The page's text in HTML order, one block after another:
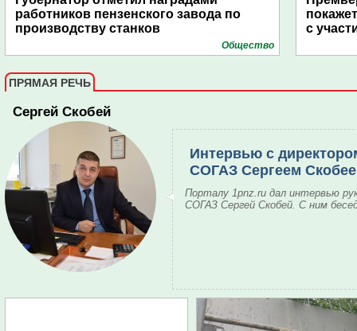
работников пензенского завода по
производству станков
Общество
с
ПРЯМАЯ РЕЧЬ
Сергей Скобей
Интервью с
СОГАЗ Сергеем
Порталу 1pnz.ru дал интервью
СОГАЗ Сергей Скобей. С ним